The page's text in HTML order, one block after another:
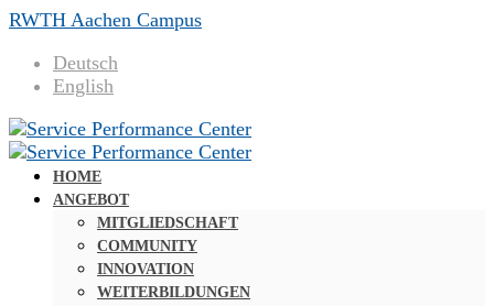
RWTH Aachen Campus
Deutsch
English
HOME
ANGEBOT
MITGLIEDSCHAFT
COMMUNITY
INNOVATION
WEITERBILDUNGEN